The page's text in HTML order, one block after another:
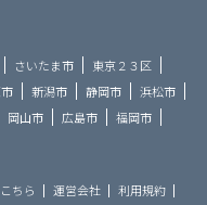
さいたま市
東京２３区
新潟市 静岡市
浜松市
岡山市 広島市
福岡市
ちら 運営会社
利用規約